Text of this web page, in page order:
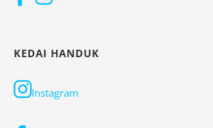
KEDAI HANDUK
Instagram